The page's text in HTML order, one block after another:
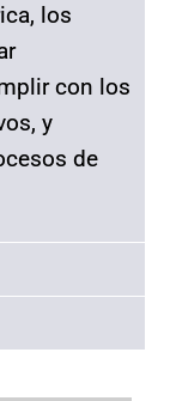
los
con los
y
de